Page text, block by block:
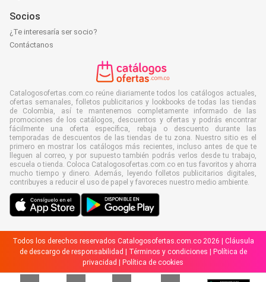
Socios
¿Te interesaría ser socio?
Contáctanos
Catalogosofertas.com.co reúne diariamente todos los catálogos actuales,
ofertas semanales, folletos publicitarios y lookbooks de todas las tiendas
de Colombia, así te mantenemos completamente informado de las
promociones de los catálogos, descuentos y ofertas y podrás encontrar
fácilmente una oferta específica, rebaja o descuento durante las
temporadas de descuentos de las tiendas de tu zona. Nuestro sitio es el
primero en mostrar los catálogos más recientes, incluso antes de que te
lleguen al correo, y por supuesto también podrás verlos desde tu trabajo,
escuela o tienda. Coloca Catalogosofertas.com.co en tus favoritos y ahorra
mucho tiempo y dinero. Además, leyendo folletos publicitarios digitales,
contribuyes a reducir el uso de papel y favoreces nuestro medio ambiente.
Todos los derechos reservados Catalogosofertas.com.co 2026 | Cláusula
de descargo de responsabilidad
Términos y condiciones
Política de
privacidad
Política de cookies